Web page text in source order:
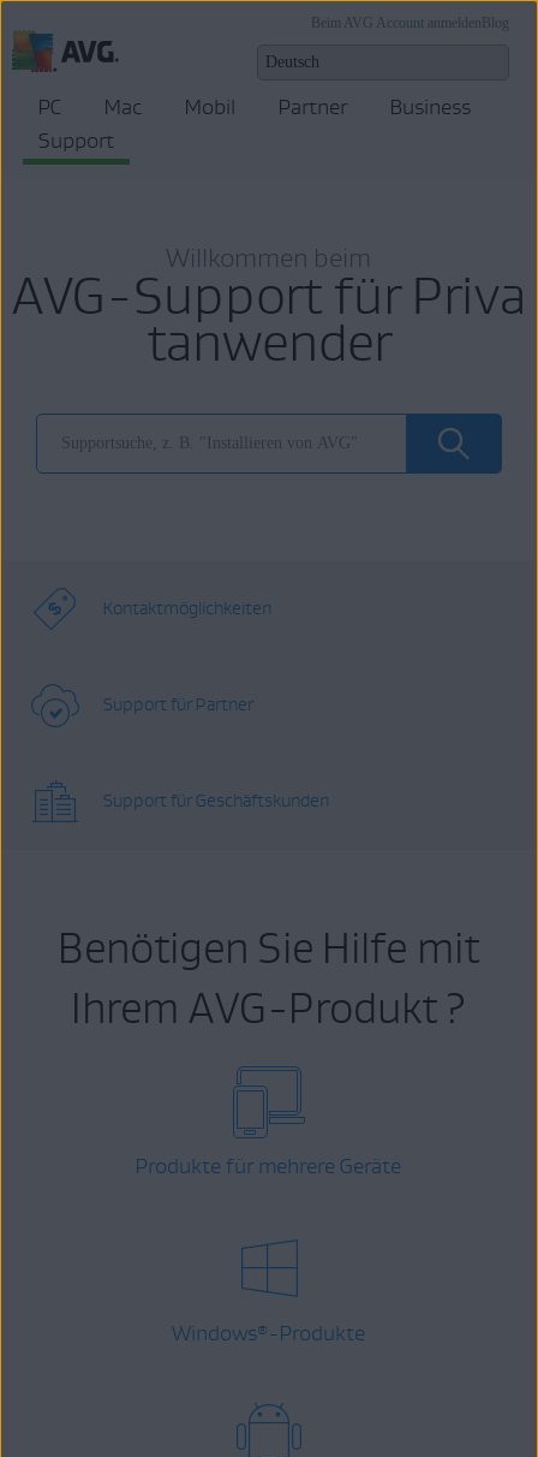
Blog
Beim AVG Account anmelden
PC Mac Mobil Partner
Business
Support
Willkommen beim
AVG-Support für Priva
tanwender
Kontaktmöglichkeiten
Support für Partner
Support für Geschäftskunden
Benötigen Sie Hilfe mit
Ihrem AVG-Produkt ?
Produkte für mehrere Geräte
Windows® -Produkte